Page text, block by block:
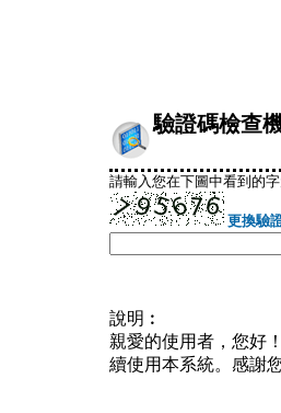
驗證碼檢查
請輸入您在下圖中看到的
更換驗
說明︰
親愛的使用者，您好
續使用本系統。感謝